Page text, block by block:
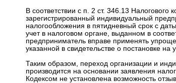
В соответствии с п. 2 ст. 346.13
зарегистрированный индивидуальный
налогообложения в пятидневный срок с
учет в налоговом органе, выданном в
предприниматель вправе применять
указанной в свидетельстве о постановке на
Таким образом, переход организации и
производится на основании заявления
Кодексом не установлена возможность